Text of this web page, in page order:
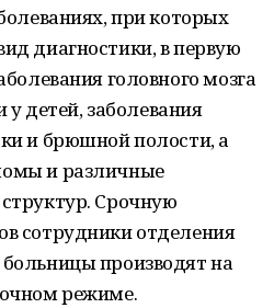
при которых
диагностики, в первую
головного мозга
у детей, заболевания
и брюшной полости, а
и различные
Срочную
сотрудники отделения
производят на
режиме.